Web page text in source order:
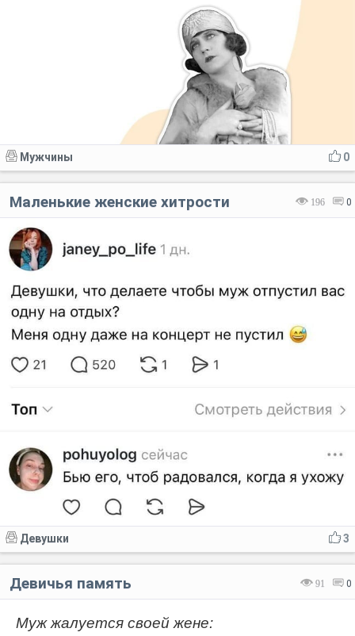
0
Мужчины
196 0
Маленькие женские хитрости
3
Девушки
91 0
Девичья память
Муж жалуется своей жене: